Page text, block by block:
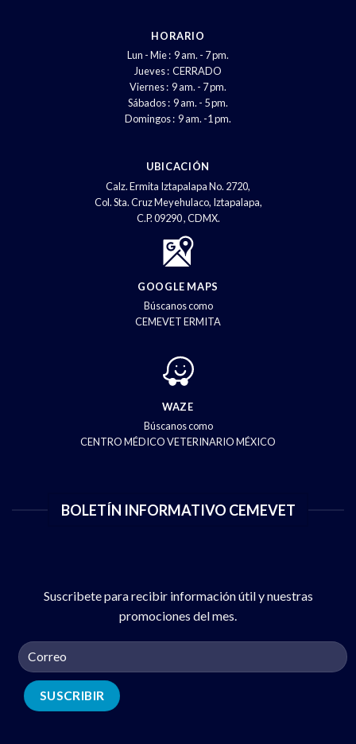
HORARIO
Lun - Mie : 9 am. - 7 pm.
Jueves : CERRADO
Viernes : 9 am. - 7 pm.
Sábados : 9 am. - 5 pm.
Domingos : 9 am. -1 pm.
UBICACIÓN
Calz. Ermita Iztapalapa No. 2720,
Col. Sta. Cruz Meyehulaco, Iztapalapa,
C.P. 09290 , CDMX.
GOOGLE MAPS
Búscanos como
CEMEVET ERMITA
WAZE
Búscanos como
CENTRO MÉDICO VETERINARIO MÉXICO
BOLETÍN INFORMATIVO CEMEVET
Suscribete para recibir información útil y nuestras
promociones del mes.